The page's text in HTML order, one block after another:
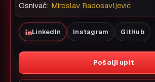
Osnivač: Miroslav Radosavljević
LinkedIn Instagram GitHub
Pošalji upit